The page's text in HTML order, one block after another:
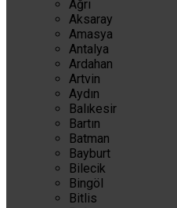
Ağrı
Aksaray
Amasya
Antalya
Ardahan
Artvin
Aydın
Balıkesir
Bartın
Batman
Bayburt
Bilecik
Bingöl
Bitlis